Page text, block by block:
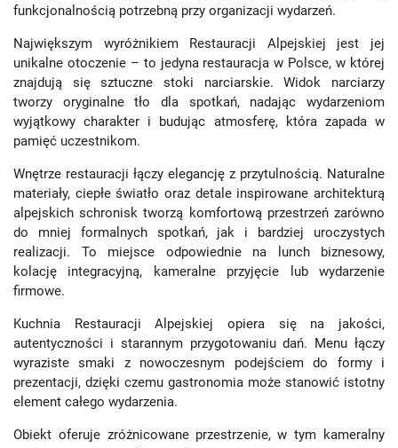
funkcjonalnością potrzebną przy organizacji wydarzeń.
Największym wyróżnikiem Restauracji Alpejskiej jest jej
unikalne otoczenie – to jedyna restauracja w Polsce, w której
znajdują się sztuczne stoki narciarskie. Widok narciarzy
tworzy oryginalne tło dla spotkań, nadając wydarzeniom
wyjątkowy charakter i budując atmosferę, która zapada w
pamięć uczestnikom.
Wnętrze restauracji łączy elegancję z przytulnością. Naturalne
materiały, ciepłe światło oraz detale inspirowane architekturą
alpejskich schronisk tworzą komfortową przestrzeń zarówno
do mniej formalnych spotkań, jak i bardziej uroczystych
realizacji. To miejsce odpowiednie na lunch biznesowy,
kolację integracyjną, kameralne przyjęcie lub wydarzenie
firmowe.
Kuchnia Restauracji Alpejskiej opiera się na jakości,
autentyczności i starannym przygotowaniu dań. Menu łączy
wyraziste smaki z nowoczesnym podejściem do formy i
prezentacji, dzięki czemu gastronomia może stanowić istotny
element całego wydarzenia.
Obiekt oferuje zróżnicowane przestrzenie, w tym kameralny